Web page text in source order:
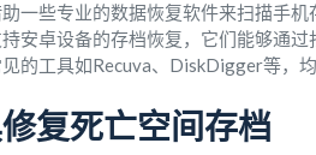
一些专业的数据恢复软件来扫描手
安卓设备的存档恢复，它们能够通
的工具如Recuva、DiskDigger等，
复死亡空间存档